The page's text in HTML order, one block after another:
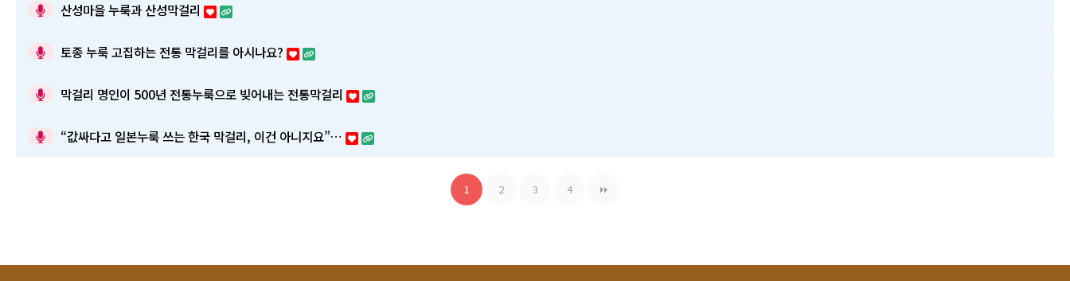
산성마을 누룩과 산성막걸리
토종 누룩 고집하는 전통 막걸리를 아시나요?
막걸리 명인이 500년 전통누룩으로 빚어내는 전통막걸리
“값싸다고 일본누룩 쓰는 한국 막걸리, 이건 아니지요”…
1 2 3 4